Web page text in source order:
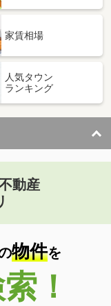
家賃相場
人気タウン
ランキング
動産
物件を
！